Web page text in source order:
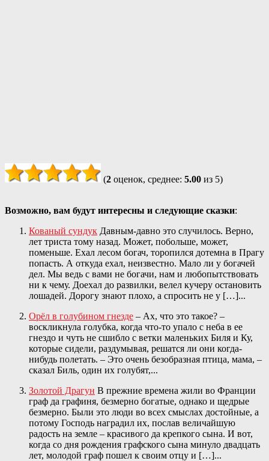
(2 оценок, среднее: 5.00 из 5)
Возможно, вам будут интересны и следующие сказки:
Кованый сундук Давным-давно это случилось. Верно,
лет триста тому назад. Может, побольше, может,
поменьше. Ехал лесом богач, торопился дотемна в Прагу
попасть. А откуда ехал, неизвестно. Мало ли у богачей
дел. Мы ведь с вами не богачи, нам и любопытствовать
ни к чему. Доехал до развилки, велел кучеру остановить
лошадей. Дорогу знают плохо, а спросить не у […]...
Орёл в голубином гнезде – Ах, что это такое? –
воскликнула голубка, когда что-то упало c неба в ее
гнездо и чуть не сшибло с ветки маленьких Биля и Ку,
которые сидели, раздумывая, решатся ли они когда-
нибудь полетать. – Это очень безобразная птица, мама, –
сказал Биль, один их голубят,...
Золотой Драгун В прежние времена жили во Франции
граф да графиня, безмерно богатые, однако и щедрые
безмерно. Были это люди во всех смыслах достойные, а
потому Господь наградил их, послав величайшую
радость на земле – красивого да крепкого сына. И вот,
когда со дня рождения графского сына минуло двадцать
лет, молодой граф пошел к своим отцу и […]...